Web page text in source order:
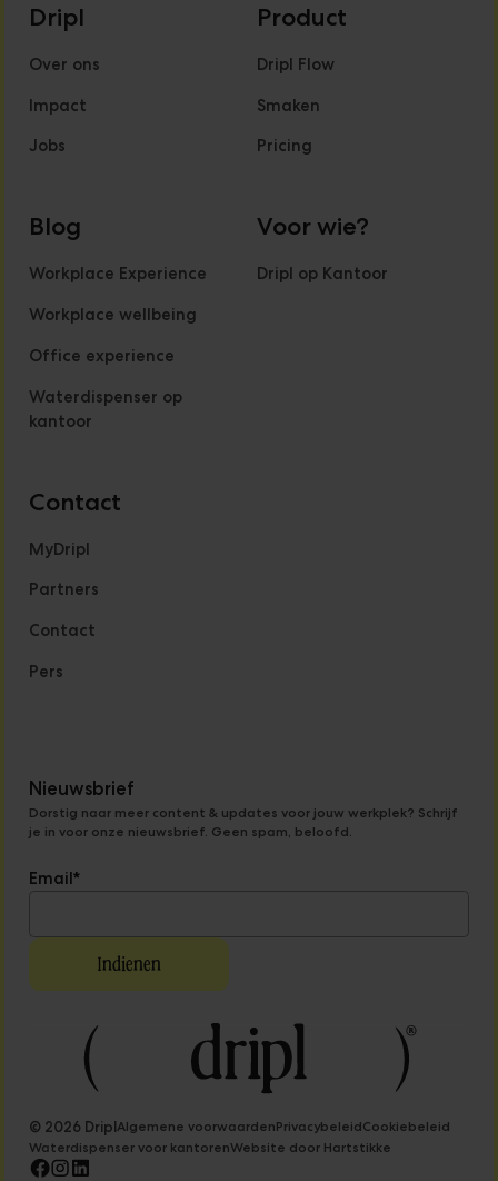
Dripl
Over ons
Impact
Jobs
Product
Dripl Flow
Smaken
Pricing
Blog
Workplace Experience
Workplace wellbeing
Office experience
Waterdispenser op
kantoor
Voor wie?
Dripl op Kantoor
Contact
MyDripl
Partners
Contact
Pers
Nieuwsbrief
Dorstig naar meer content & updates voor jouw werkplek? Schrijf
je in voor onze nieuwsbrief. Geen spam, beloofd.
Email*
© 2026 DriplAlgemene voorwaardenPrivacybeleidCookiebeleid
Waterdispenser voor kantorenWebsite door Hartstikke